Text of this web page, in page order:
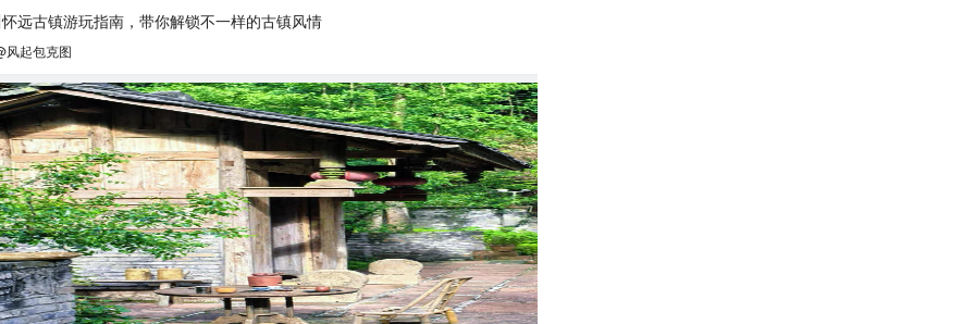
远古镇游玩指南，带你解锁不一样的古镇风情
风起包克图